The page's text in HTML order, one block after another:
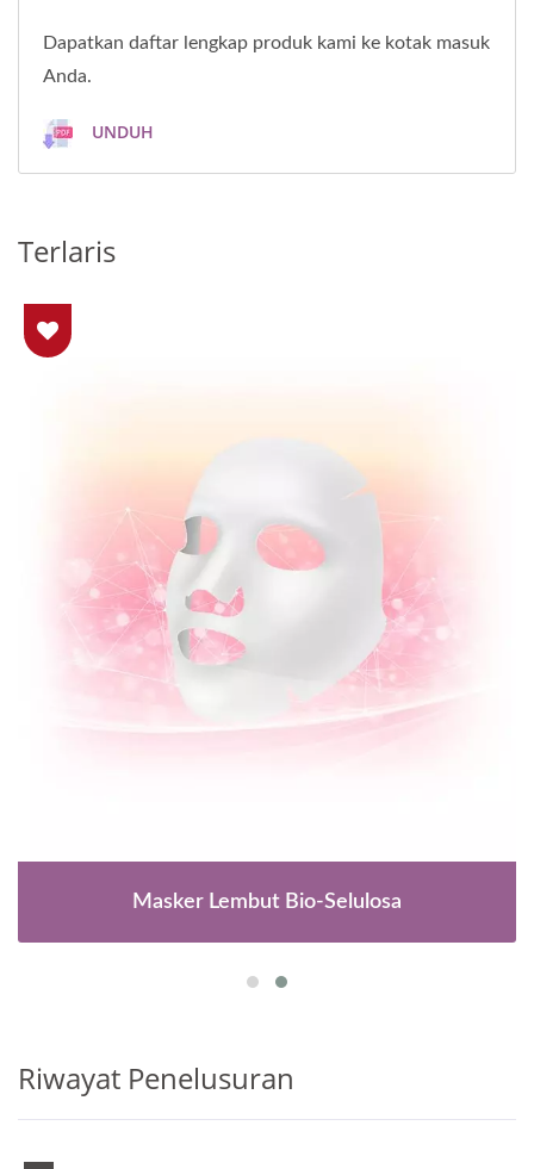
Dapatkan daftar lengkap produk kami ke kotak masuk
Anda.
UNDUH
Terlaris
Masker Lembut Bio-Selulosa
Riwayat Penelusuran